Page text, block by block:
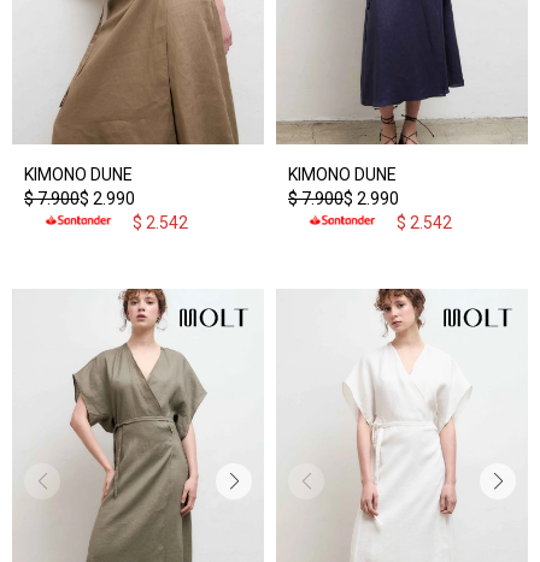
KIMONO DUNE
$ 2.990
$7.900
$ 2.542
KIMONO DUNE
$ 2.990
$7.900
$ 2.542